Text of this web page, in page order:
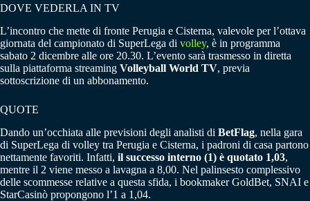
DOVE VEDERLA IN TV
L’incontro che mette di fronte Perugia e Cisterna, valevole per l’ottava
giornata del campionato di SuperLega di volley, è in programma
sabato 2 dicembre alle ore 20.30. L’evento sarà trasmesso in diretta
sulla piattaforma streaming Volleyball World TV, previa
sottoscrizione di un abbonamento.
QUOTE
Dando un’occhiata alle previsioni degli analisti di BetFlag, nella gara
di SuperLega di volley tra Perugia e Cisterna, i padroni di casa partono
nettamente favoriti. Infatti, il successo interno (1) è quotato 1,03,
mentre il 2 viene messo a lavagna a 8,00. Nel palinsesto complessivo
delle scommesse relative a questa sfida, i bookmaker GoldBet, SNAI e
StarCasinò propongono l’1 a 1,04.